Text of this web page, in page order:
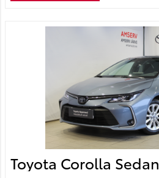
Toyota Corolla Sedan